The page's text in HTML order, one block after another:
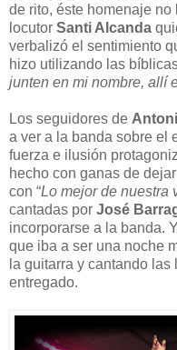
de rito, éste homenaje no
locutor Santi Alcanda
verbalizó el sentimiento
hizo utilizando las
junten en mi nombre, allí
Los seguidores de
a ver a la banda sobre el
fuerza e ilusión
hecho con ganas de
con “Lo mejor de nuestra
cantadas por José
incorporarse a la banda.
que iba a ser una noche
la guitarra y cantando las
entregado.